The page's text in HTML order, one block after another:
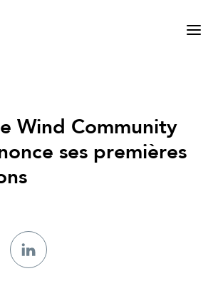
Wind Community
ses premières